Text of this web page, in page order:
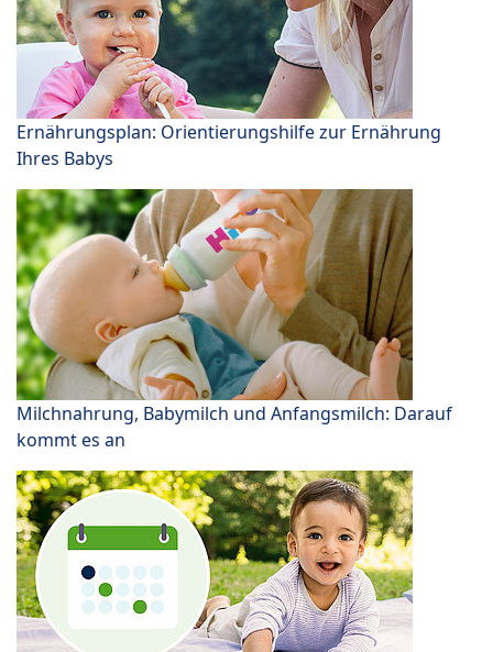
Ernährungsplan: Orientierungshilfe zur Ernährung
Ihres Babys
Milchnahrung, Babymilch und Anfangsmilch: Darauf
kommt es an